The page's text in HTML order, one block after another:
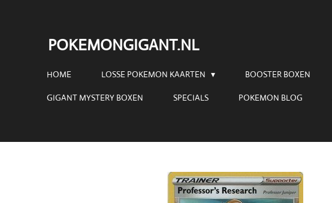
hoofdinhoud
POKEMONGIGANT.NL
HOME LOSSE POKEMON KAARTEN BOOSTER BOXEN
GIGANT MYSTERY BOXEN SPECIALS POKEMON BLOG